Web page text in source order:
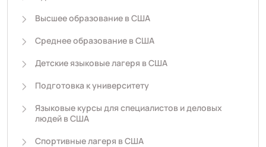
Высшее образование в США
Среднее образование в США
Детские языковые лагеря в США
Подготовка к университету
Языковые курсы для специалистов и деловых
людей в США
Спортивные лагеря в США